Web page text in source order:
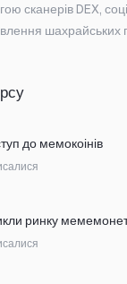
сканерів DEX,
шахрайських
до мемокоінів
ринку мемемонет